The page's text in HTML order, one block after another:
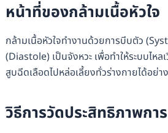
หน้าที่ของกล้ามเนื้อหัวใจ
กล้ามเนื้อหัวใจทำงานด้วยการบีบตัว
(Diastole) เป็นจังหวะ เพื่อทำให้ระบบไหล
สูบฉีดเลือดไปหล่อเลี้ยงทั่วร่างกายได้อย่า
วิธีการวัดประสิทธิภาพกา